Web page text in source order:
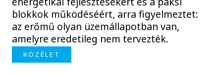
blokkok működéséért, arra figyelmeztet:
az erőmű olyan üzemállapotban van,
amelyre eredetileg nem tervezték.
KÖZÉLET